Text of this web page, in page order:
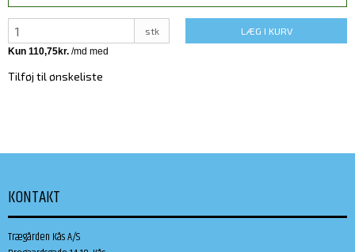
stk LÆG I KURV
Tilføj til ønskeliste
KONTAKT
Trægården Kås A/S